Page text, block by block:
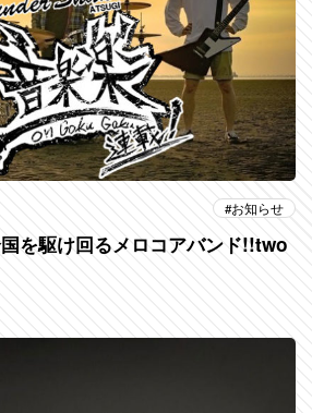
お知らせ
を駆け回るメロコアバンド!!two